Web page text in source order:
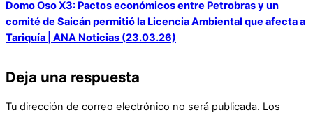
Domo Oso X3: Pactos económicos entre Petrobras y un
comité de Saicán permitió la Licencia Ambiental que afecta a
Tariquía | ANA Noticias (23.03.26)
Deja una respuesta
Tu dirección de correo electrónico no será publicada. Los